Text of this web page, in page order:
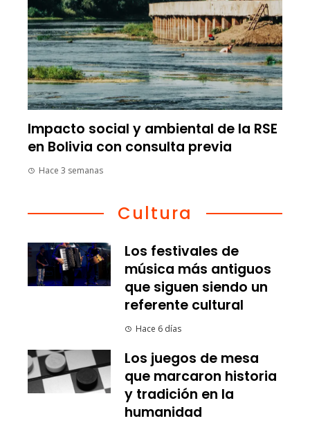
Impacto social y ambiental de la RSE
en Bolivia con consulta previa
Hace 3 semanas
Cultura
Los festivales de
música más antiguos
que siguen siendo un
referente cultural
Hace 6 días
Los juegos de mesa
que marcaron historia
y tradición en la
humanidad